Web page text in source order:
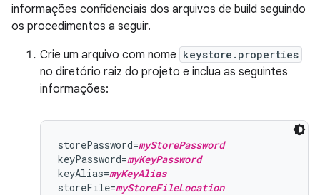
informações confidenciais dos arquivos de build seguindo
os procedimentos a seguir.
Crie um arquivo com nome keystore.properties
no diretório raiz do projeto e inclua as seguintes
informações:
storePassword=myStorePassword
keyPassword=myKeyPassword
keyAlias=myKeyAlias
storeFile=myStoreFileLocation